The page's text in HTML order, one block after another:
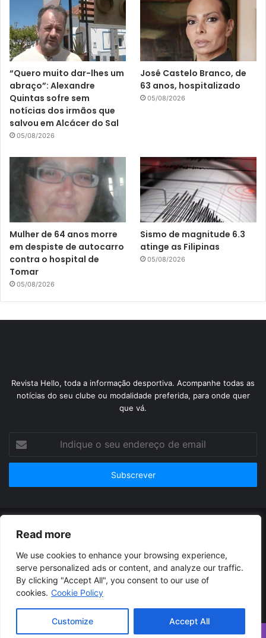
Read more
We use cookies to enhance your browsing experience,
serve personalized ads or content, and analyze our traffic.
By clicking "Accept All", you consent to our use of
cookies. Cookie Policy
Customize Accept All
“Quero muito dar-lhes um
abraço”: Alexandre
Quintas sofre sem
notícias dos irmãos que
salvou em Alcácer do Sal
05/08/2026
José Castelo Branco, de
63 anos, hospitalizado
05/08/2026
Mulher de 64 anos morre
em despiste de autocarro
contra o hospital de
Tomar
05/08/2026
Sismo de magnitude 6.3
atinge as Filipinas
05/08/2026
Revista Hello, toda a informação desportiva. Acompanhe todas as
notícias do seu clube ou modalidade preferida, para onde quer
que vá.
seu
de
© Copyright 2026, Todos os Direitos Reservados |
Termos de uso
Contacto Políticas de privacidade
Facebook